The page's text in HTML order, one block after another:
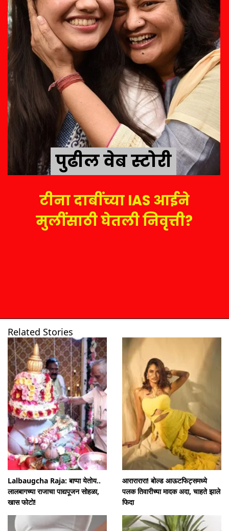
पुढील वेब स्टोरी
पुढील वेब स्टोरी
टीना दाबींच्या IAS आईने
मुलींसाठी घेतली निवृत्ती?
उघडत आहे
Related Stories
Lalbaugcha Raja: बाप्पा येतोय..
लालबागच्या राजाचा पाद्यपूजन सोहळा,
खास फोटो!
आरारारारा! बोल्ड आऊटफिट्समध्ये
पलक तिवारीच्या मादक अदा, चाहते झाले
फिदा